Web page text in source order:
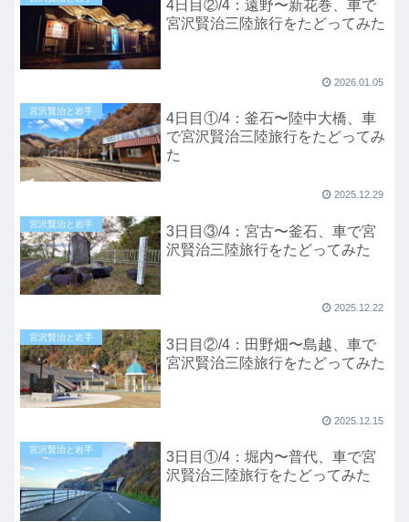
4日目②/4：遠野〜新花巻、車で
宮沢賢治三陸旅行をたどってみた
2026.01.05
宮沢賢治と岩手
4日目①/4：釜石〜陸中大橋、車
で宮沢賢治三陸旅行をたどってみ
た
2025.12.29
宮沢賢治と岩手
3日目③/4：宮古〜釜石、車で宮
沢賢治三陸旅行をたどってみた
2025.12.22
宮沢賢治と岩手
3日目②/4：田野畑〜島越、車で
宮沢賢治三陸旅行をたどってみた
2025.12.15
宮沢賢治と岩手
3日目①/4：堀内〜普代、車で宮
沢賢治三陸旅行をたどってみた